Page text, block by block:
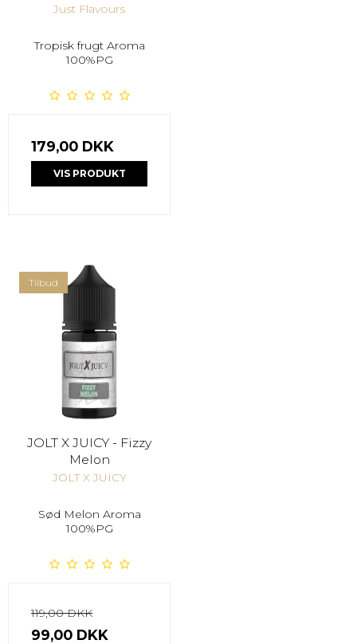
Just Flavours
Tropisk frugt Aroma
100%PG
179,00 DKK
VIS PRODUKT
Tilbud
JOLT X JUICY - Fizzy
Melon
JOLT X JUICY
Sød Melon Aroma
100%PG
119,00 DKK
99,00 DKK